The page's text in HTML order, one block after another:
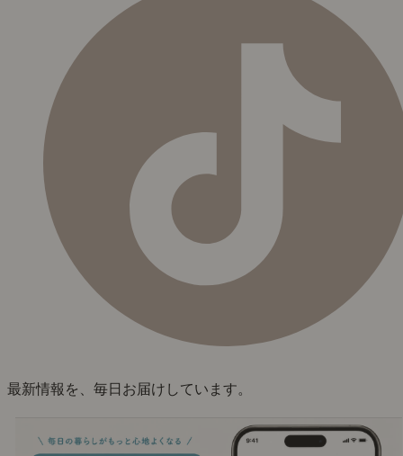
最新情報を、毎日お届けしています。